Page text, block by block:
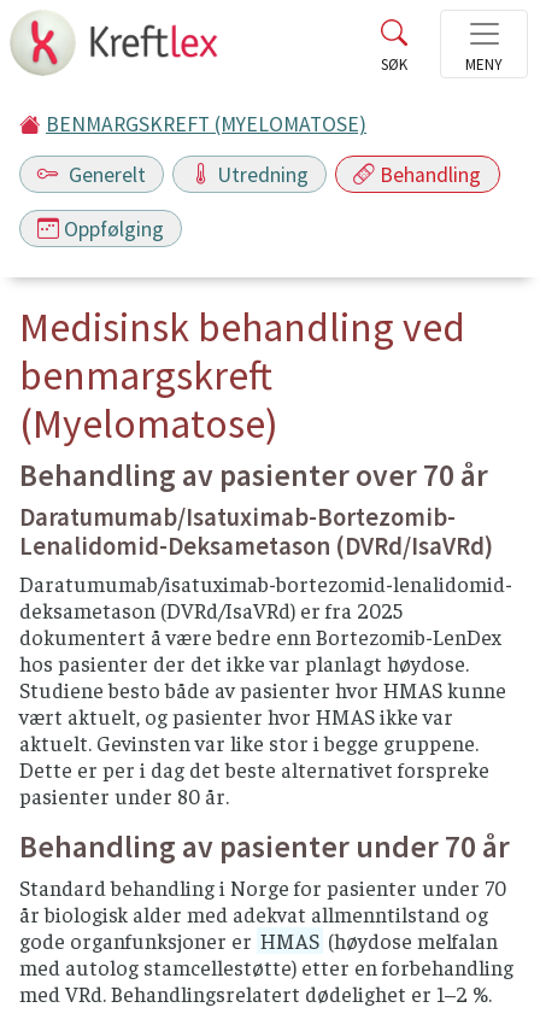
BENMARGSKREFT (MYELOMATOSE)
Generelt
Utredning Behandling
Oppfølging
Medisinsk behandling ved
benmargskreft
(Myelomatose)
Behandling av pasienter over 70 år
Daratumumab/Isatuximab-Bortezomib-
Lenalidomid-Deksametason (DVRd/IsaVRd)
Daratumumab/isatuximab-bortezomid-lenalidomid-
deksametason (DVRd/IsaVRd) er fra 2025
dokumentert å være bedre enn Bortezomib-LenDex
hos pasienter der det ikke var planlagt høydose.
Studiene besto både av pasienter hvor HMAS kunne
vært aktuelt, og pasienter hvor HMAS ikke var
aktuelt. Gevinsten var like stor i begge gruppene.
Dette er per i dag det beste alternativet forspreke
pasienter under 80 år.
Behandling av pasienter under 70 år
Standard behandling i Norge for pasienter under 70
år biologisk alder med adekvat allmenntilstand og
gode organfunksjoner er HMAS (høydose melfalan
med autolog stamcellestøtte) etter en forbehandling
med VRd. Behandlingsrelatert dødelighet er 1–2 %.